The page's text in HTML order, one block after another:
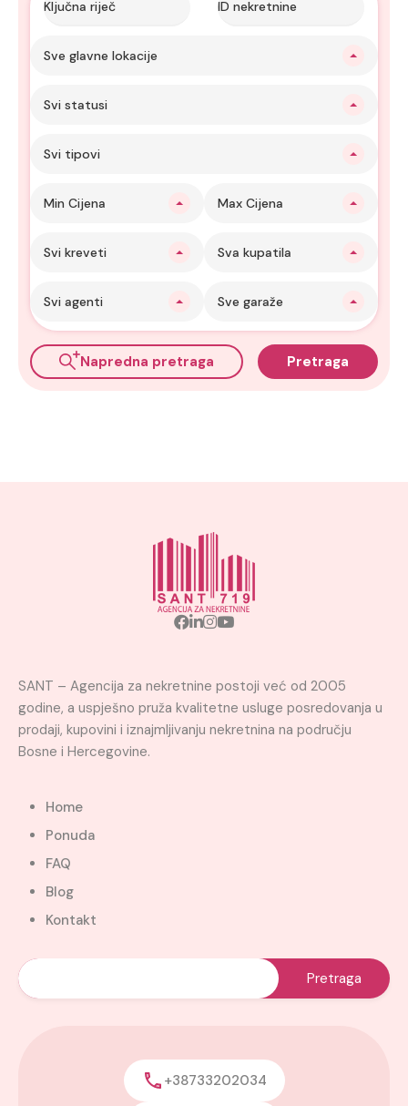
Sve glavne lokacije
Svi statusi
Svi tipovi
Min Cijena Max Cijena
Svi kreveti Sva kupatila
Svi agenti Sve garaže
Napredna pretraga Pretraga
SANT – Agencija za nekretnine postoji već od 2005
godine, a uspješno pruža kvalitetne usluge posredovanja u
prodaji, kupovini i iznajmljivanju nekretnina na području
Bosne i Hercegovine.
Home
Ponuda
FAQ
Blog
Kontakt
+38733202034